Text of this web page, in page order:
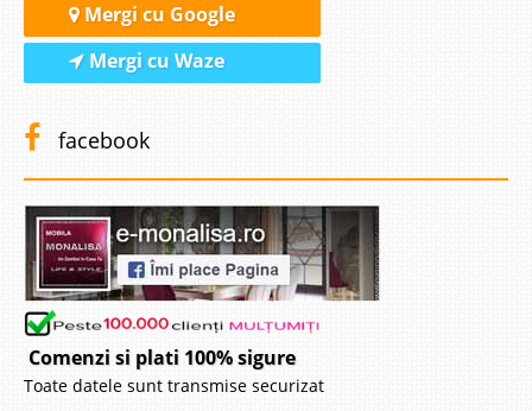
Mergi cu Google
Mergi cu Waze
facebook
Comenzi si plati 100% sigure
Toate datele sunt transmise securizat